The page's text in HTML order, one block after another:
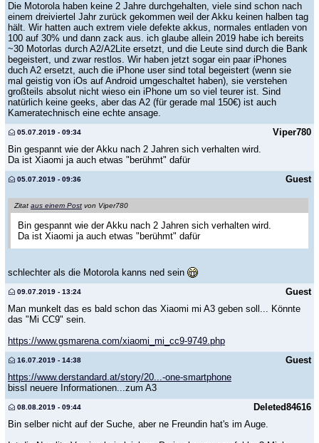
Die Motorola haben keine 2 Jahre durchgehalten, viele sind schon nach
einem dreiviertel Jahr zurück gekommen weil der Akku keinen halben tag
hält. Wir hatten auch extrem viele defekte akkus, normales entladen von
100 auf 30% und dann zack aus. ich glaube allein 2019 habe ich bereits
~30 Motorlas durch A2/A2Lite ersetzt, und die Leute sind durch die Bank
begeistert, und zwar restlos. Wir haben jetzt sogar ein paar iPhones
duch A2 ersetzt, auch die iPhone user sind total begeistert (wenn sie
mal geistig von iOs auf Android umgeschaltet haben), sie verstehen
großteils absolut nicht wieso ein iPhone um so viel teurer ist. Sind
natürlich keine geeks, aber das A2 (für gerade mal 150€) ist auch
Kameratechnisch eine echte ansage.
Viper780
05.07.2019 - 09:34
Bin gespannt wie der Akku nach 2 Jahren sich verhalten wird.
Da ist Xiaomi ja auch etwas "berühmt" dafür
Guest
05.07.2019 - 09:36
Zitat aus einem Post von Viper780
Bin gespannt wie der Akku nach 2 Jahren sich verhalten wird.
Da ist Xiaomi ja auch etwas "berühmt" dafür
schlechter als die Motorola kanns ned sein
Guest
09.07.2019 - 13:24
Man munkelt das es bald schon das Xiaomi mi A3 geben soll... Könnte
das "Mi CC9" sein.
https://www.gsmarena.com/xiaomi_mi_cc9-9749.php
Guest
16.07.2019 - 14:38
https://www.derstandard.at/story/20...-one-smartphone
bissl neuere Informationen...zum A3
Deleted84616
08.08.2019 - 09:44
Bin selber nicht auf der Suche, aber ne Freundin hat's im Auge.